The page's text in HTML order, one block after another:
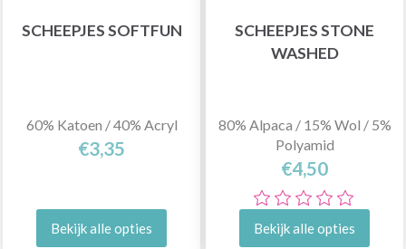
SCHEEPJES SOFTFUN
60% Katoen / 40% Acryl
€3,35
Bekijk alle opties
SCHEEPJES STONE
WASHED
80% Alpaca / 15% Wol / 5%
Polyamid
€4,50
Bekijk alle opties